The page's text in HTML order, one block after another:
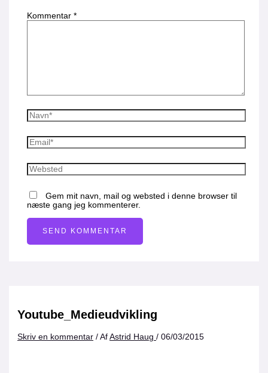
Kommentar *
Gem mit navn, mail og websted i denne browser til
næste gang jeg kommenterer.
Youtube_Medieudvikling
Skriv en kommentar / AfAstrid Haug/06/03/2015